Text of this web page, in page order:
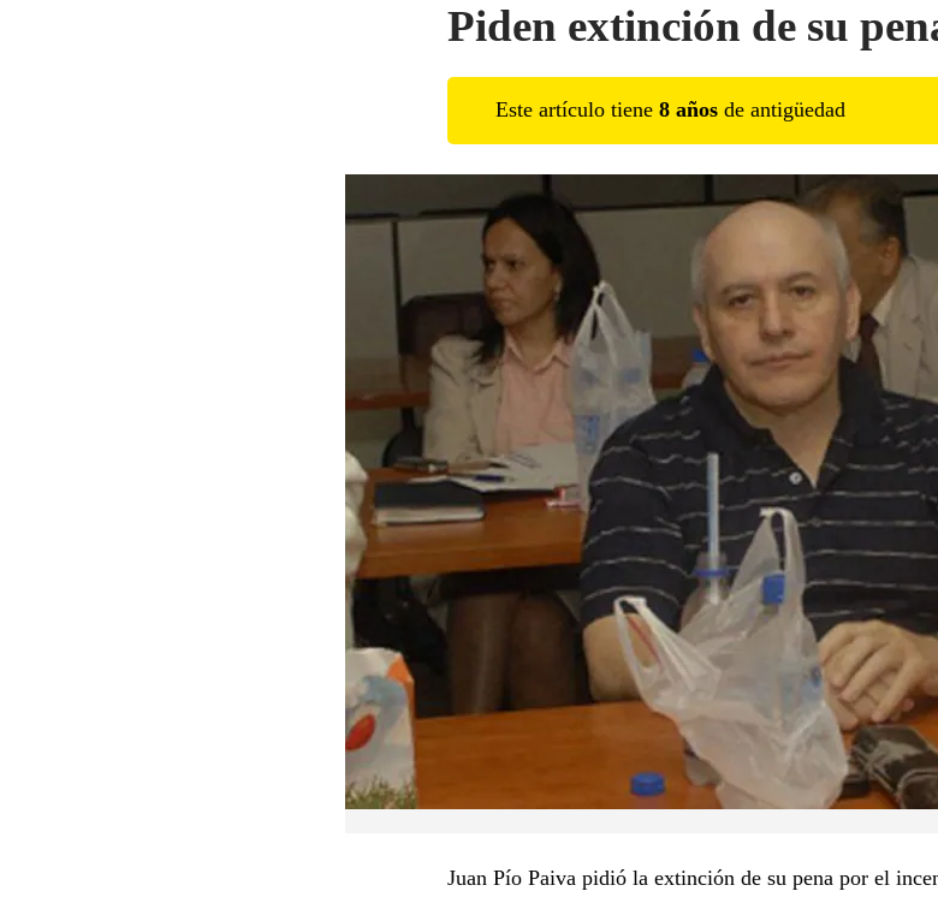
Piden extinción de su
Este artículo tiene 8 años de antigüedad
Juan Pío Paiva pidió la extinción de su pena por el